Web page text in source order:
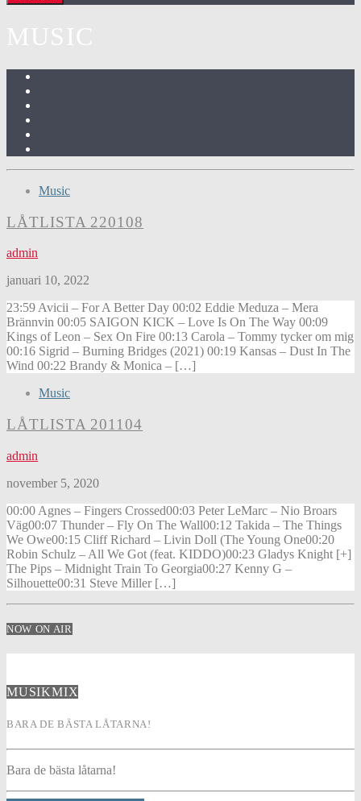
Music
LÅTLISTA 220108
admin
januari 10, 2022
23:59 Avicii – For A Better Day 00:02 Eddie Meduza – Mera
Brännvin 00:05 SAIGON KICK – Love Is On The Way 00:09
Kings of Leon – Sex On Fire 00:13 Carola – Tommy tycker om mig
00:16 Sigrid – Burning Bridges (2021) 00:19 Kansas – Dust In The
Wind 00:22 Brandy & Monica – […]
Music
LÅTLISTA 201104
admin
november 5, 2020
00:00 Agnes – Fingers Crossed00:03 Peter LeMarc – Nio Broars
Väg00:07 Thunder – Fly On The Wall00:12 Takida – The Things
We Owe00:15 Cliff Richard – Livin Doll (The Young One00:20
Robin Schulz – All We Got (feat. KIDDO)00:23 Gladys Knight [+]
The Pips – Midnight Train To Georgia00:27 Kenny G –
Silhouette00:31 Steve Miller […]
NOW ON AIR
MUSIKMIX
BARA DE BÄSTA LÅTARNA!
Bara de bästa låtarna!